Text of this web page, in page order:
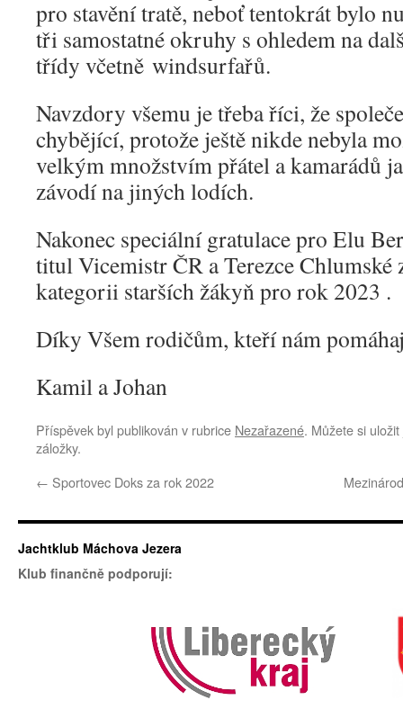
pro stavění tratě, neboť tentokrát bylo
tři samostatné okruhy s ohledem na
třídy včetně windsurfařů.
Navzdory všemu je třeba říci, že
chybějící, protože ještě nikde nebyla
velkým množstvím přátel a kamarádů
závodí na jiných lodích.
Nakonec speciální gratulace pro Elu
titul Vicemistr ČR a Terezce
kategorii starších žákyň pro rok 2023 .
Díky Všem rodičům, kteří nám
Kamil a Johan
Příspěvek byl publikován v rubrice Nezařazené. Můžete si
záložky.
← Sportovec Doks za rok 2022
Jachtklub Máchova Jezera
Klub finančně podporují: